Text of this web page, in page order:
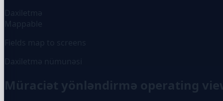
Daxiletmə
Mappable
Fields map to screens
Daxiletmə nümunəsi
Müraciət yönləndirmə operating